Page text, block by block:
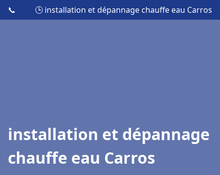
📞 🕒 installation et dépannage chauffe eau Carros
installation et dépannage
chauffe eau Carros